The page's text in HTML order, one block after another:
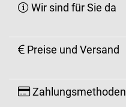
Wir sind für Sie da
Preise und Versand
Zahlungsmethoden